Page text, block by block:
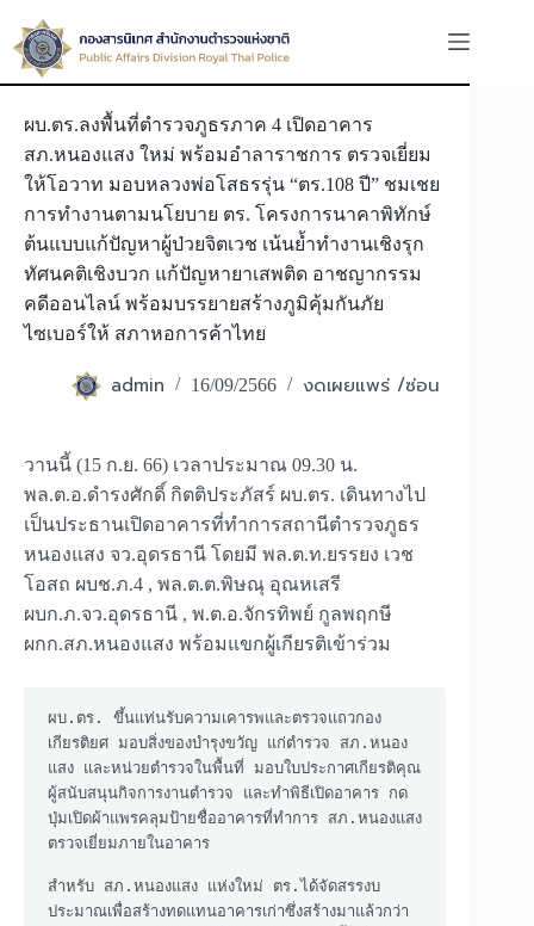
to
content
ผบ.ตร.ลงพื้นที่ตำรวจภูธรภาค 4 เปิดอาคาร
สภ.หนองแสง ใหม่ พร้อมอำลาราชการ ตรวจเยี่ยม
ให้โอวาท มอบหลวงพ่อโสธรรุ่น “ตร.108 ปี” ชมเชย
การทำงานตามนโยบาย ตร. โครงการนาคาพิทักษ์
ต้นแบบแก้ปัญหาผู้ป่วยจิตเวช เน้นย้ำทำงานเชิงรุก
ทัศนคติเชิงบวก แก้ปัญหายาเสพติด อาชญากรรม
คดีออนไลน์ พร้อมบรรยายสร้างภูมิคุ้มกันภัย
ไซเบอร์ให้ สภาหอการค้าไทย
admin 16/09/2566 งดเผยแพร่ /ซ่อน
วานนี้ (15 ก.ย. 66) เวลาประมาณ 09.30 น.
พล.ต.อ.ดำรงศักดิ์ กิตติประภัสร์ ผบ.ตร. เดินทางไป
เป็นประธานเปิดอาคารที่ทำการสถานีตำรวจภูธร
หนองแสง จว.อุดรธานี โดยมี พล.ต.ท.ยรรยง เวช
โอสถ ผบช.ภ.4 , พล.ต.ต.พิษณุ อุณหเสรี
ผบก.ภ.จว.อุดรธานี , พ.ต.อ.จักรทิพย์ กูลพฤกษี
ผกก.สภ.หนองแสง พร้อมแขกผู้เกียรติเข้าร่วม
ผบ.ตร. ขึ้นแท่นรับความเคารพและตรวจแถวกอง
เกียรติยศ มอบสิ่งของบำรุงขวัญ แก่ตำรวจ สภ.หนอง
แสง และหน่วยตำรวจในพื้นที่ มอบใบประกาศเกียรติคุณ
ผู้สนับสนุนกิจการงานตำรวจ และทำพิธีเปิดอาคาร กด
ปุ่มเปิดผ้าแพรคลุมป้ายชื่ออาคารที่ทำการ สภ.หนองแสง
ตรวจเยี่ยมภายในอาคาร
สำหรับ สภ.หนองแสง แห่งใหม่ ตร.ได้จัดสรรงบ
ประมาณเพื่อสร้างทดแทนอาคารเก่าซึ่งสร้างมาแล้วกว่า